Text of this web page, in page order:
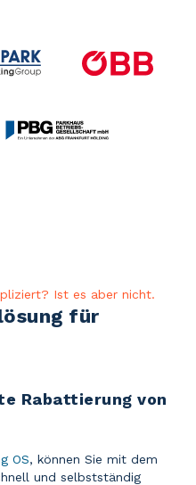
Ist es aber nicht.
für
Rabattierung von
OS, können Sie mit dem
und selbstständig